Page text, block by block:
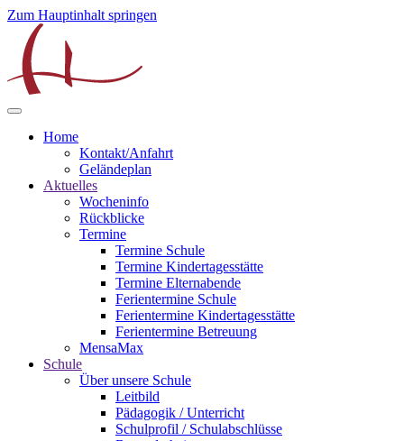
Zum Hauptinhalt springen
Home
Kontakt/Anfahrt
Geländeplan
Aktuelles
Wocheninfo
Rückblicke
Termine
Termine Schule
Termine Kindertagesstätte
Termine Elternabende
Ferientermine Schule
Ferientermine Kindertagesstätte
Ferientermine Betreuung
MensaMax
Schule
Über unsere Schule
Leitbild
Pädagogik / Unterricht
Schulprofil / Schulabschlüsse